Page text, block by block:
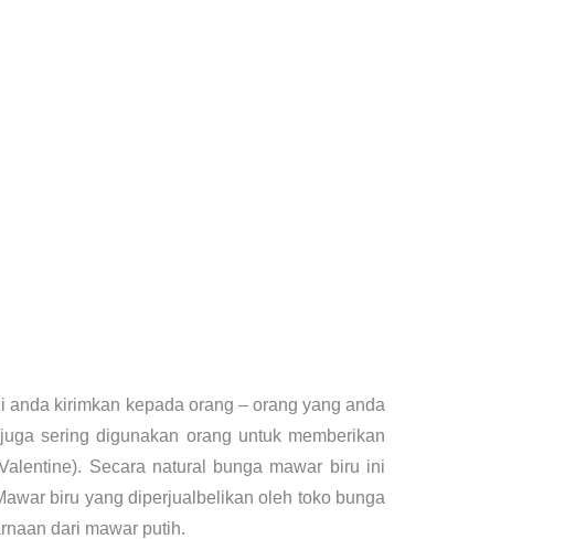
kirimkan kepada orang – orang yang anda
sering digunakan orang untuk memberikan
Secara natural bunga mawar biru ini
biru yang diperjualbelikan oleh toko bunga
dari mawar putih.